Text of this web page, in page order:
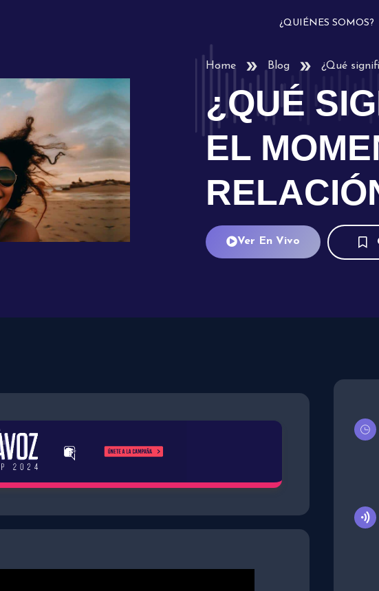
¿QUIÉNES SOMOS?
Home Blog ¿Qué
¿QUÉ
EL
Ver En Vivo